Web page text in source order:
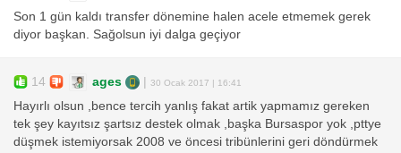
Son 1 gün kaldı transfer dönemine halen acele etmemek gerek
diyor başkan. Sağolsun iyi dalga geçiyor
14 ages 30 Ocak 2017 | 16:41
Hayırlı olsun ,bence tercih yanlış fakat artik yapmamız gereken
tek şey kayıtsız şartsız destek olmak ,başka Bursaspor yok ,pttye
düşmek istemiyorsak 2008 ve öncesi tribünlerini geri döndürmek